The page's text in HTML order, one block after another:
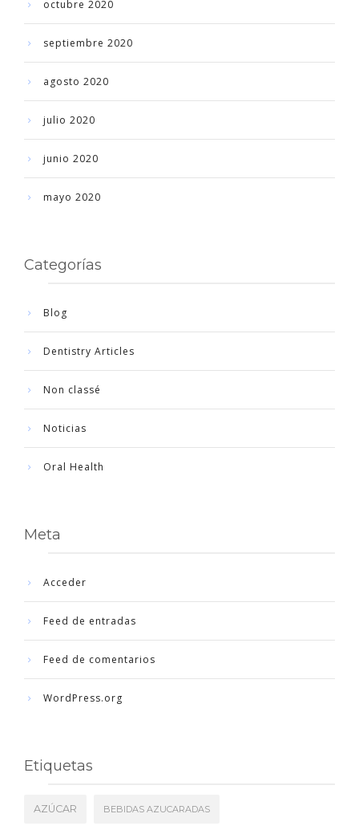
octubre 2020
septiembre 2020
agosto 2020
julio 2020
junio 2020
mayo 2020
Categorías
Blog
Dentistry Articles
Non classé
Noticias
Oral Health
Meta
Acceder
Feed de entradas
Feed de comentarios
WordPress.org
Etiquetas
AZÚCAR BEBIDAS AZUCARADAS